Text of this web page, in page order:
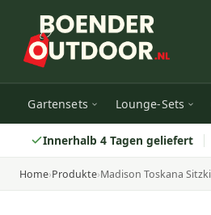
Gartensets Lounge-Sets
Innerhalb 4 Tagen geliefert
Home›Produkte›Madison Toskana